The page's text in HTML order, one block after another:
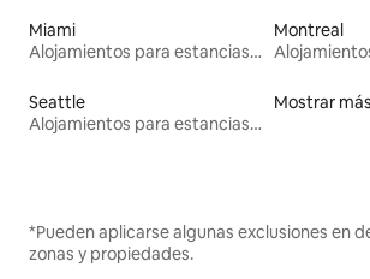
Miami
Alojamientos para estancias largas
Montreal
Seattle
Alojamientos para estancias largas
Mostrar más
*Pueden aplicarse algunas exclusiones en
zonas y propiedades.